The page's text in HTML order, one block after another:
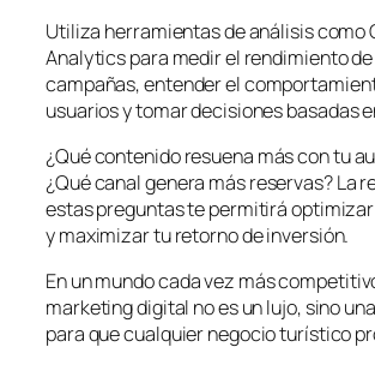
Utiliza herramientas de análisis como
Analytics para medir el rendimiento
campañas, entender el
usuarios y tomar decisiones basadas
¿Qué contenido resuena más con tu
¿Qué canal genera más reservas? La
estas preguntas te permitirá
y maximizar tu retorno de inversión.
En un mundo cada vez más
marketing digital no es un lujo, sino
para que cualquier negocio turístico